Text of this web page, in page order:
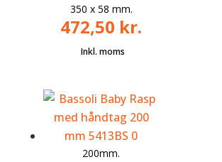
350 x 58 mm.
472,50 kr.
200mm.